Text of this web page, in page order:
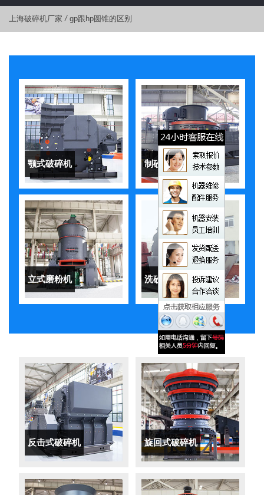
上海破碎机厂家 / gp跟hp圆锥的区别
颚式破碎机 制砂机
立式磨粉机 洗砂机
反击式破碎机 旋回式破碎机